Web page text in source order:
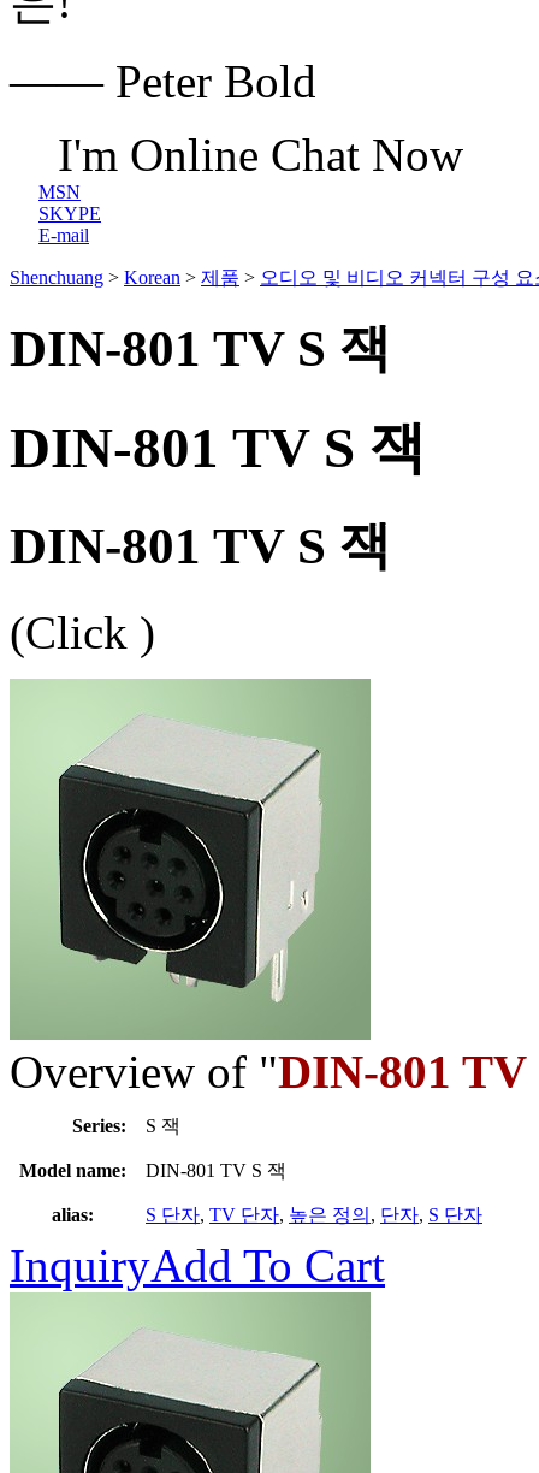
—— Peter Bold
I'm Online Chat Now
MSN
SKYPE
E-mail
Shenchuang > Korean > 제품 > 오디오 및 비디오 커넥터 구성 요
DIN-801 TV S 잭
DIN-801 TV S 잭
DIN-801 TV S 잭
(Click )
Overview of "DIN-801 TV
Series: S 잭
Model name: DIN-801 TV S 잭
alias: S 단자, TV 단자, 높은 정의 , 단자, S 단자
InquiryAdd To Cart